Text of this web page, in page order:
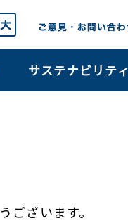
サステナビリティ
ございます。